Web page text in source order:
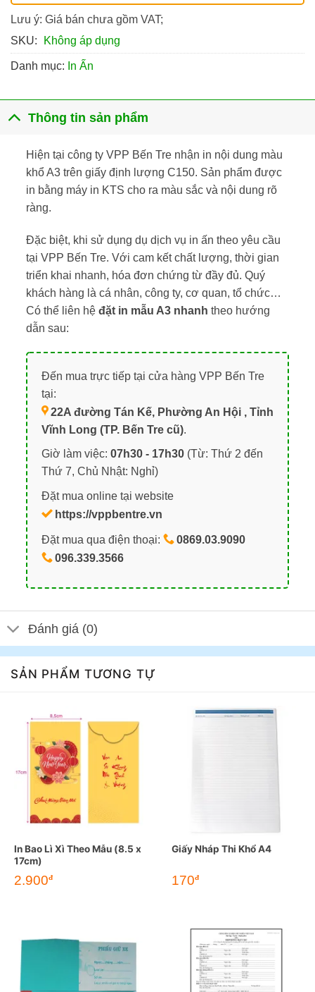
Lưu ý: Giá bán chưa gồm VAT;
SKU:
Không áp dụng
Danh mục: In Ấn
Thông tin sản phẩm
Hiện tại công ty VPP Bến Trenhận in nội dung màu
khổ A3 trên giấy định lượng C150. Sản phẩm được
in bằng máy in KTS cho ra màu sắc và nội dung rõ
ràng.
Đặc biệt, khi sử dụng dụ dịch vụ in ấn theo yêu cầu
tại VPP Bến Tre. Với cam kết chất lượng, thời gian
triển khai nhanh, hóa đơn chứng từ đầy đủ. Quý
khách hàng là cá nhân, công ty, cơ quan, tổ chức…
Có thể liên hệ đặt in mẫu A3 nhanh theo hướng
dẫn sau:
Đến mua trực tiếp tại cửa hàng VPP Bến Tre
tại:
22A đường Tán Kế, Phường An Hội , Tỉnh
Vĩnh Long (TP. Bến Tre cũ).
Giờ làm việc: 07h30 - 17h30(Từ: Thứ 2 đến
Thứ 7, Chủ Nhật: Nghỉ)
Đặt mua online tại website
https://vppbentre.vn
Đặt mua qua điện thoại:
0869.03.9090
096.339.3566
Đánh giá (0)
SẢN PHẨM TƯƠNG TỰ
In Bao Lì Xì Theo Mẫu (8.5 x
17cm)
2.900đ
Giấy Nháp Thi Khổ A4
170đ